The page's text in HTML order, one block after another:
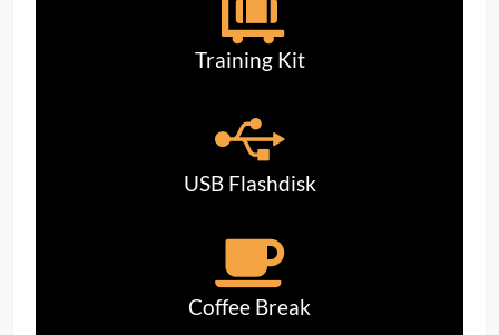
Training Kit
USB Flashdisk
Coffee Break